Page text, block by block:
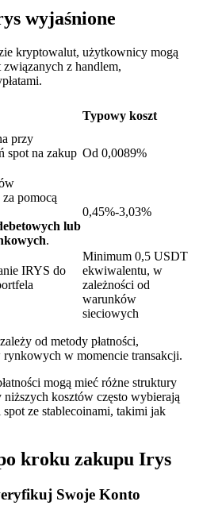
dla posiadaczy BTR
kryptowalutami
zysk i elastyczne zainteresowania
wyjaśnione
kryptowalut, użytkownicy mogą
z handlem,
Typowy koszt
przy
spot na zakup Od 0,0089%
pomocą
lub
.
0,45%-3,03%
IRYS do
Minimum 0,5 USDT
ekwiwalentu, w
zależności od
warunków
sieciowych
od metody płatności,
w momencie transakcji.
mogą mieć różne struktury
kosztów często wybierają
ze stablecoinami, takimi jak
kroku zakupu Irys
Swoje Konto